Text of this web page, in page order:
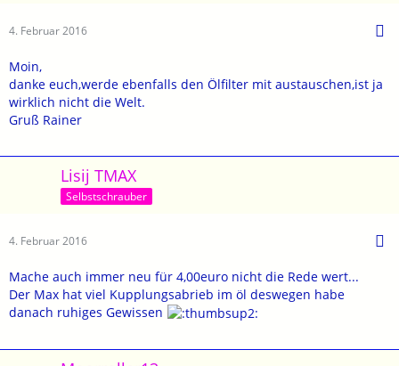
4. Februar 2016
Moin,
danke euch,werde ebenfalls den Ölfilter mit austauschen,ist ja
wirklich nicht die Welt.
Gruß Rainer
Lisij TMAX
Selbstschrauber
4. Februar 2016
Mache auch immer neu für 4,00euro nicht die Rede wert...
Der Max hat viel Kupplungsabrieb im öl deswegen habe
danach ruhiges Gewissen